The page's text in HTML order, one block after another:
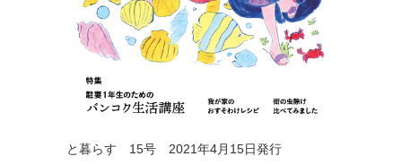
と暮らす 15号 2021年4月15日発行